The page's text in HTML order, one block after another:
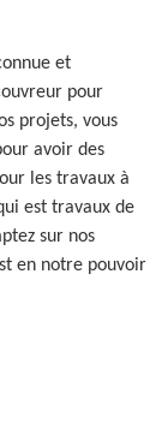
et
pour
projets, vous
avoir des
les travaux à
est travaux de
sur nos
en notre pouvoir